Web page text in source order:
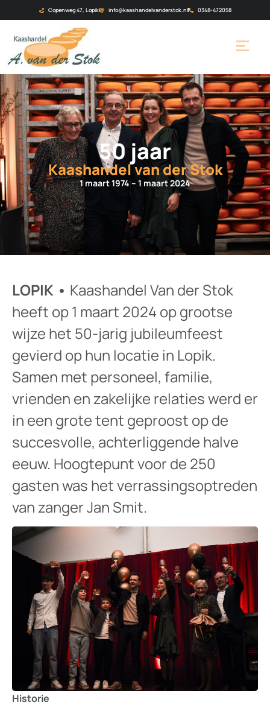
Copenweg 47, Lopik info@kaashandelvanderstok.nl 0348-472058
50 jaar
Kaashandel van der Stok
1 maart 1974 – 1 maart 2024
LOPIK • Kaashandel Van der Stok
heeft op 1 maart 2024 op grootse
wijze het 50-jarig jubileumfeest
gevierd op hun locatie in Lopik.
Samen met personeel, familie,
vrienden en zakelijke relaties werd er
in een grote tent geproost op de
succesvolle, achterliggende halve
eeuw. Hoogtepunt voor de 250
gasten was het verrassingsoptreden
van zanger Jan Smit.
Historie